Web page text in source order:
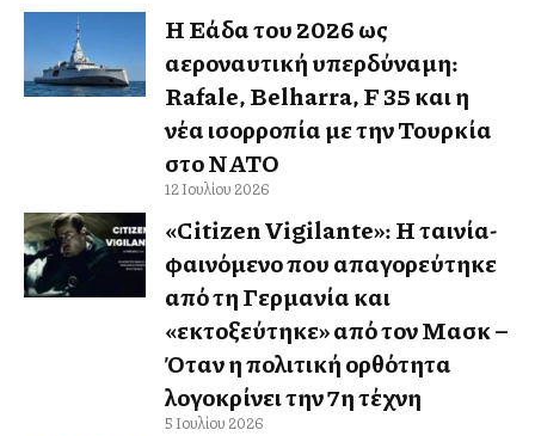
Η Ελλάδα του 2026 ως
αεροναυτική υπερδύναμη:
Rafale, Belharra, F 35 και η
νέα ισορροπία με την Τουρκία
στο ΝΑΤΟ
12 Ιουλίου 2026
«Citizen Vigilante»: Η ταινία-
φαινόμενο που απαγορεύτηκε
από τη Γερμανία και
«εκτοξεύτηκε» από τον Μασκ –
Όταν η πολιτική ορθότητα
λογοκρίνει την 7η τέχνη
5 Ιουλίου 2026